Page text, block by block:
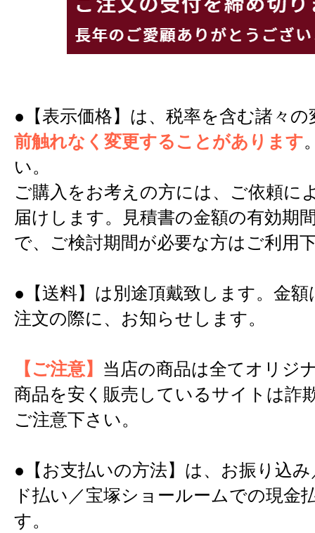
●【表示価格】は、税率を含む諸々
前触れなく変更することがあります
い。
ご購入をお考えの方には、ご依頼に
届けします。見積書の金額の有効期
で、ご検討期間が必要な方はご利用
●【送料】は別途頂戴致します。金
注文の際に、お知らせします。
【ご注意】 当店の商品は全てオリジ
商品を安く販売しているサイトは詐
ご注意下さい。
●【お支払いの方法】は、お振り込
ド払い／宝塚ショールームでの現金
す。